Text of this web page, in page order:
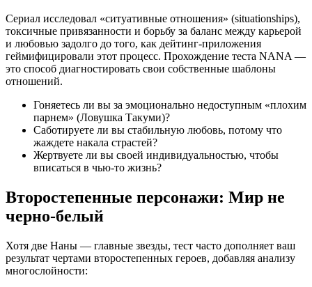
Сериал исследовал «ситуативные отношения» (situationships),
токсичные привязанности и борьбу за баланс между карьерой
и любовью задолго до того, как дейтинг-приложения
геймифицировали этот процесс. Прохождение теста NANA —
это способ диагностировать свои собственные шаблоны
отношений.
Гоняетесь ли вы за эмоционально недоступным «плохим
парнем» (Ловушка Такуми)?
Саботируете ли вы стабильную любовь, потому что
жаждете накала страстей?
Жертвуете ли вы своей индивидуальностью, чтобы
вписаться в чью-то жизнь?
Второстепенные персонажи: Мир не
черно-белый
Хотя две Наны — главные звезды, тест часто дополняет ваш
результат чертами второстепенных героев, добавляя анализу
многослойности: